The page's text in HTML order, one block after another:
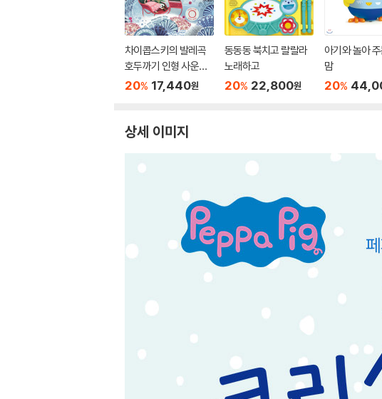
차이콥스키의 발레곡
호두까기 인형 사운드
북
20% 17,440원
동동동 북치고 랄랄라
노래하고
20% 22,800원
아기와 놀아
맘
20%
상세 이미지